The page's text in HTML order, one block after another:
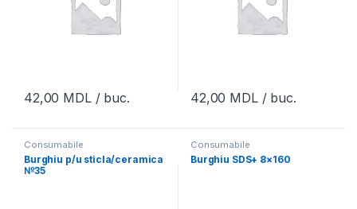
42,00 MDL/ buc. 42,00 MDL/ buc.
Consumabile
Burghiu p/u sticla/ceramica
№35
Consumabile
Burghiu SDS+ 8×160